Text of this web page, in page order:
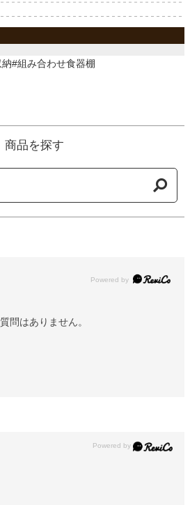
#組み合わせ食器棚
商品を探す
Powered by
問はありません。